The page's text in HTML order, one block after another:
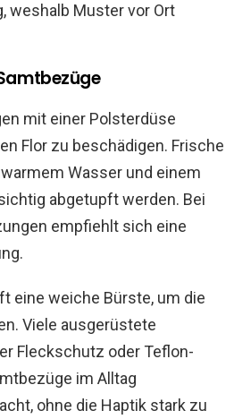
weshalb Muster vor Ort
mit einer Polsterdüse
Flor zu beschädigen. Frische
Wasser und einem
abgetupft werden. Bei
empfiehlt sich eine
eine weiche Bürste, um die
Viele ausgerüstete
Fleckschutz oder Teflon-
im Alltag
ohne die Haptik stark zu